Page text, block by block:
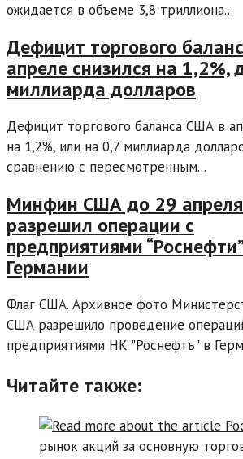
ожидается в объеме 3,8 триллиона...
Дефицит торгового
апреле снизился на 1,2%,
миллиарда долларов
Дефицит торгового баланса США в
на 1,2%, или на 0,7 миллиарда
сравнению с пересмотренным...
Минфин США до 29 апреля
разрешил операции с
предприятиями
Германии
Флаг США. Архивное фото
США разрешило проведение
предприятиями НК "Роснефть" в
Читайте также: